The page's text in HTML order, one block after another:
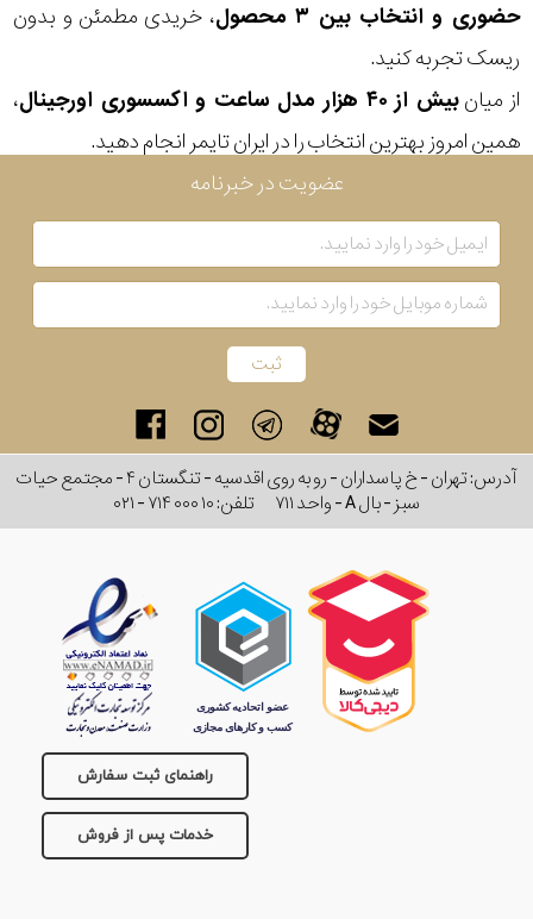
حضوری و انتخاب بین ۳ محصول
، خریدی مطمئن و بدون
ریسک تجربه کنید.
از میانبیش از ۴۰ هزار مدل ساعت و اکسسوری اورجینال
،
همین امروز بهترین انتخاب را در ایران تایمر انجام دهید.
عضویت در خبرنامه
آدرس: تهران - خ پاسداران - رو به روی اقدسیه - تنگستان ۴ - مجتمع حیات
سبز - بال A - واحد ۷۱۱
تلفن:۰۲۱ - ۷۱۴ ۰۰۰ ۱۰
راهنمای ثبت سفارش
خدمات پس از فروش